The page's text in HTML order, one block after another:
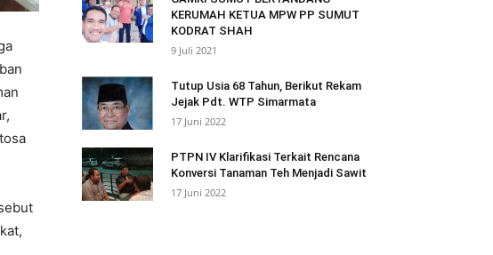
KERUMAH KETUA MPW PP SUMUT
KODRAT SHAH
9 Juli 2021
Tutup Usia 68 Tahun, Berikut Rekam
Jejak Pdt. WTP Simarmata
17 Juni 2022
PTPN IV Klarifikasi Terkait Rencana
Konversi Tanaman Teh Menjadi Sawit
17 Juni 2022